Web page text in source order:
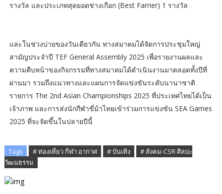
รางวัล และประเภทสุดยอดช่างเกือก (Best Farrier) 1 รางวัล
และในช่วงบ่ายของวันเดียวกัน ทางสมาคมได้จัดการประชุมใหญ่
สามัญประจำปี TEF General Assembly 2025 เพื่อรายงานผลและ
ความคืบหน้าของกิจกรรมที่ทางสมาคมได้ดำเนินงานมาตลอดทั้งปีที่
ผ่านมา รวมถึงแนวทางและแผนการจัดแข่งขันระดับนานาชาติ
รายการ The 2nd Asian Championships 2025 ที่ประเทศไทยได้เป็น
เจ้าภาพ และการส่งนักกีฬาขี่ม้าไทยเข้าร่วมการแข่งขัน SEA Games
2025 ที่จะจัดขึ้นในปลายปีนี้
Tags # ท่องเที่ยว กีฬา อากาศ # บันเทิง
# สังคม-CSR ศิลปะ
วัฒนธรรม